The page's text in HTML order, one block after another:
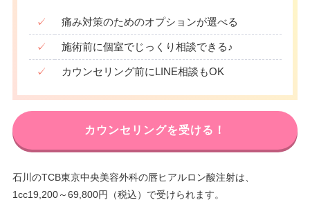
✓ 痛み対策のためのオプションが選べる
✓ 施術前に個室でじっくり相談できる♪
✓ カウンセリング前にLINE相談もOK
カウンセリングを受ける！
石川のTCB東京中央美容外科の唇ヒアルロン酸注射は、
1cc19,200～69,800円（税込）で受けられます。